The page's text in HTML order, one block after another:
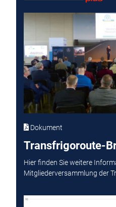
Dokument
Transfrigoroute-
Hier finden Sie weitere
Mitgliederversammlung der